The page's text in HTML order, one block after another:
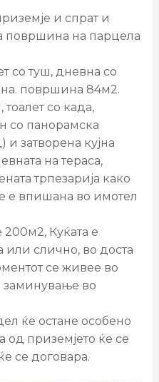
и спрат и
површина на парцела
со туш, дневна со
површина 84м2.
со када,
со панорамска
и затворена кујна
на тераса,
трпезарија како
е впишана во имотел
200м2, Куќата е
или слично, во доста
се живее во
заминување во
ќе остане особено
од приземјето ќе се
се договара.